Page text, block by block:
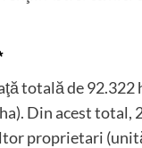
totală de 92.322
Din acest total,
proprietari